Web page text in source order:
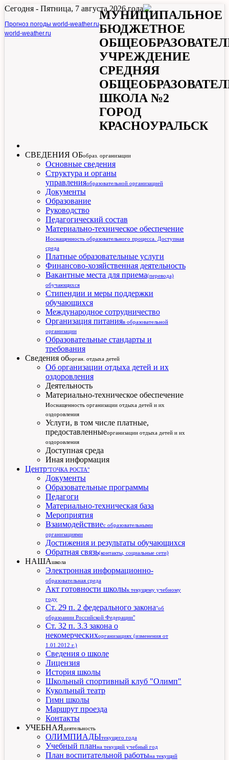
Сегодня - Пятница, 7 августа 2026 года
Прогноз погоды world-weather.ru
world-weather.ru
МУНИЦИПАЛЬНОЕ
БЮДЖЕТНОЕ
УЧРЕЖДЕНИЕ
СРЕДНЯЯ
ШКОЛА №2
ГОРОД
КРАСНОУРАЛЬСК
СВЕДЕНИЯ ОБобраз. организации
Основные сведения
Структура и органы
управленияобразовательной организацией
Документы
Образование
Руководство
Педагогический состав
Материально-техническое обеспечение
иоснащенность образовательного процесса. Доступная
среда
Платные образовательные услуги
Финансово-хозяйственная деятельность
Вакантные места для приема(перевода)
обучающихся
Стипендии и меры поддержки
обучающихся
Международное сотрудничество
Организация питанияв образовательной
организации
Образовательные стандарты и
требования
Сведения оборган. отдыха детей
Об организации отдыха детей и их
оздоровления
Деятельность
Материально-техническое обеспечение
иоснащенность организации отдыха детей и их
оздоровления
Услуги, в том числе платные,
предоставленныеорганизации отдыха детей и их
оздоровления
Доступная среда
Иная информация
Центр"ТОЧКА РОСТА"
Документы
Образовательные программы
Педагоги
Материально-техническая база
Мероприятия
Взаимодействиес образовательными
организациями
Достижения и результаты обучающихся
Обратная связь(контакты, социальные сети)
НАШАшкола
Электронная информационно-
образовательная среда
Акт готовности школык текущему учебному
году
Ст. 29 п. 2 федерального закона"об
образоании Российской Федерации"
Ст. 32 п. 3.3 закона о
некомерческихорганизациях (изменения от
1.01.2012 г.)
Сведения о школе
Лицензия
История школы
Школьный спортивный клуб "Олимп"
Кукольный театр
Гимн школы
Маршрут проезда
Контакты
УЧЕБНАЯдеятельность
ОЛИМПИАДЫтекущего года
Учебный планна текущий учебный год
План воспитательной работына текущий